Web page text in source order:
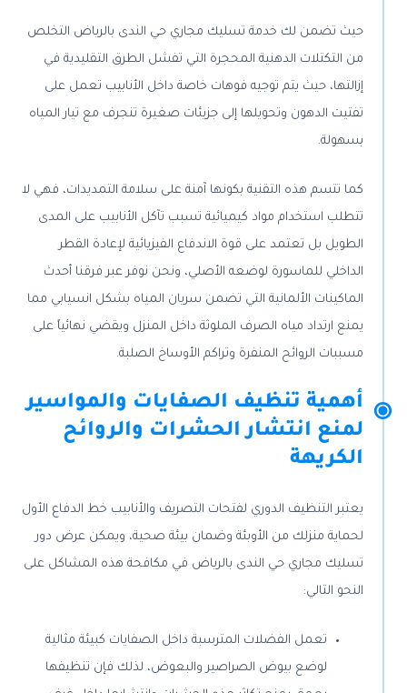
حيث تضمن لك خدمة تسليك مجاري حي الندى بالرياض التخلص
من التكتلات الدهنية المحجرة التي تفشل الطرق التقليدية في
إزالتها، حيث يتم توجيه فوهات خاصة داخل الأنابيب تعمل على
تفتيت الدهون وتحويلها إلى جزيئات صغيرة تنجرف مع تيار المياه
بسهولة.
كما تتسم هذه التقنية بكونها آمنة على سلامة التمديدات، فهي لا
تتطلب استخدام مواد كيميائية تسبب تآكل الأنابيب على المدى
الطويل بل تعتمد على قوة الاندفاع الفيزيائية لإعادة القطر
الداخلي للماسورة لوضعه الأصلي، ونحن نوفر عبر فرقنا أحدث
الماكينات الألمانية التي تضمن سريان المياه بشكل انسيابي مما
يمنع ارتداد مياه الصرف الملوثة داخل المنزل ويقضي نهائياً على
مسببات الروائح المنفرة وتراكم الأوساخ الصلبة.
أهمية تنظيف الصفايات والمواسير
لمنع انتشار الحشرات والروائح
الكريهة
يعتبر التنظيف الدوري لفتحات التصريف والأنابيب خط الدفاع الأول
لحماية منزلك من الأوبئة وضمان بيئة صحية، ويمكن عرض دور
تسليك مجاري حي الندى بالرياض في مكافحة هذه المشاكل على
النحو التالي:
تعمل الفضلات المترسبة داخل الصفايات كبيئة مثالية
لوضع بيوض الصراصير والبعوض، لذلك فإن تنظيفها